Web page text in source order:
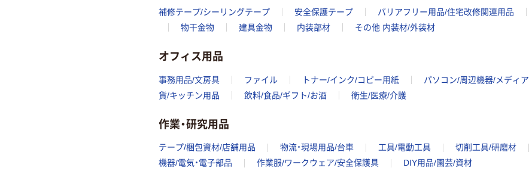
補修テープ/シーリングテープ 安全保護テープ バリアフリー用品/住宅改修関連用品
物干金物
建具金物 内装部材 その他 内装材/外装材
オフィス用品
事務用品/文房具 ファイル トナー/インク/コピー用紙 パソコン/周辺機器/メディア
貨/キッチン用品
飲料/食品/ギフト/お酒 衛生/医療/介護
作業・研究用品
テープ/梱包資材/店舗用品 物流・現場用品/台車 工具/電動工具 切削工具/研磨材
機器/電気・電子部品
作業服/ワークウェア/安全保護具 DIY用品/園芸/資材